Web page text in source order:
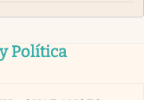
Política